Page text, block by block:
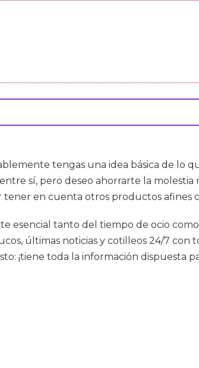
tengas una idea básica de lo
sí, pero deseo ahorrarte la
tener en cuenta otros productos afines
esencial tanto del tiempo de ocio
últimas noticias y cotilleos 24/7
¡tiene toda la información dispuesta